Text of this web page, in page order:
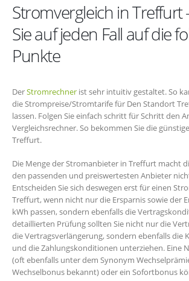
Stromvergleich in Treffurt
Sie auf jeden Fall auf die
Punkte
DerStromrechner ist sehr intuitiv gestaltet. So
die Strompreise/Stromtarife für Den Standort
lassen. Folgen Sie einfach schritt für Schritt den
Vergleichsrechner. So bekommen Sie die
Treffurt.
Die Menge der Stromanbieter in Treffurt macht
den passenden und preiswertesten Anbieter
Entscheiden Sie sich deswegen erst für einen
Treffurt, wenn nicht nur die Ersparnis sowie der
kWh passen, sondern ebenfalls die
detaillierten Prüfung sollten Sie nicht nur die
die Vertragsverlängerung, sondern ebenfalls die
und die Zahlungskonditionen unterziehen. Eine
(oft ebenfalls unter dem Synonym
Wechselbonus bekannt) oder ein Sofortbonus